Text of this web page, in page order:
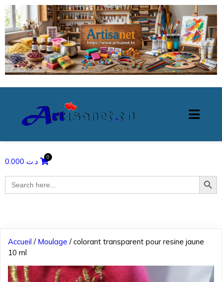
د.ت
Search
for:
Search Button
Accueil / Moulage / colorant transparent pour resine jaune
10 ml